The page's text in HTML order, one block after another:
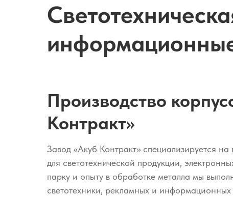
Производство
Контракт»
Завод «Акуб Контракт» специализируется
для светотехнической продукции,
парку и опыту в обработке металла мы
светотехники, рекламных и